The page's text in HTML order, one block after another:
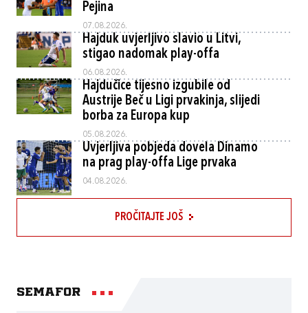
Pejina
07.08.2026.
Hajduk uvjerljivo slavio u Litvi,
stigao nadomak play-offa
06.08.2026.
Hajdučice tijesno izgubile od
Austrije Beč u Ligi prvakinja, slijedi
borba za Europa kup
05.08.2026.
Uvjerljiva pobjeda dovela Dinamo
na prag play-offa Lige prvaka
04.08.2026.
PROČITAJTE JOŠ
Semafor